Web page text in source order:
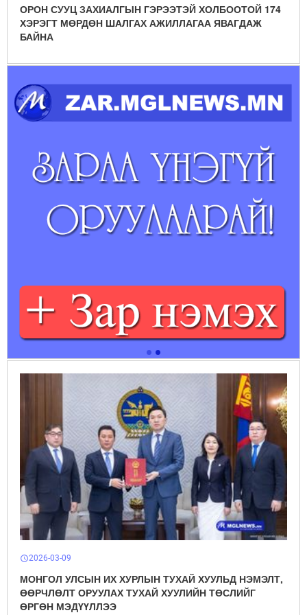
ОРОН СУУЦ ЗАХИАЛГЫН ГЭРЭЭТЭЙ ХОЛБООТОЙ 174
ХЭРЭГТ МӨРДӨН ШАЛГАХ АЖИЛЛАГАА ЯВАГДАЖ
БАЙНА
schedule2026-03-09
МОНГОЛ УЛСЫН ИХ ХУРЛЫН ТУХАЙ ХУУЛЬД НЭМЭЛТ,
ӨӨРЧЛӨЛТ ОРУУЛАХ ТУХАЙ ХУУЛИЙН ТӨСЛИЙГ
ӨРГӨН МЭДҮҮЛЛЭЭ